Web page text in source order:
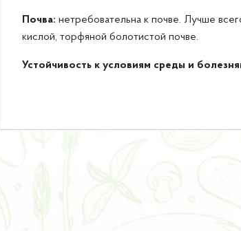
Почва: нетребовательна к почве. Лучше
кислой, торфяной болотистой почве.
Устойчивость к условиям среды и